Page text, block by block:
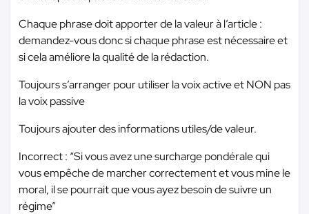
Chaque phrase doit apporter de la valeur à l’article :
demandez-vous donc si chaque phrase est nécessaire et
si cela améliore la qualité de la rédaction.
Toujours s’arranger pour utiliser la voix active et NON pas
la voix passive
Toujours ajouter des informations utiles/de valeur.
Incorrect : “Si vous avez une surcharge pondérale qui
vous empêche de marcher correctement et vous mine le
moral, il se pourrait que vous ayez besoin de suivre un
régime”